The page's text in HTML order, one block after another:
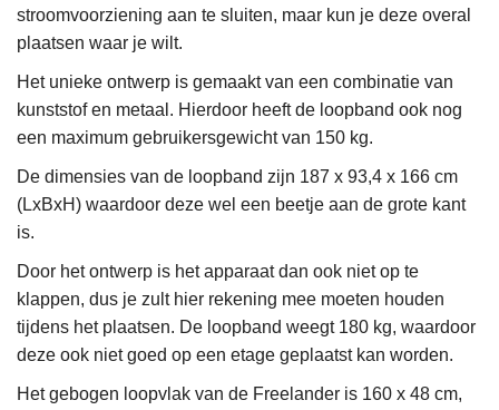
stroomvoorziening aan te sluiten, maar kun je deze overal
plaatsen waar je wilt.
Het unieke ontwerp is gemaakt van een combinatie van
kunststof en metaal. Hierdoor heeft de loopband ook nog
een maximum gebruikersgewicht van 150 kg.
De dimensies van de loopband zijn 187 x 93,4 x 166 cm
(LxBxH) waardoor deze wel een beetje aan de grote kant
is.
Door het ontwerp is het apparaat dan ook niet op te
klappen, dus je zult hier rekening mee moeten houden
tijdens het plaatsen. De loopband weegt 180 kg, waardoor
deze ook niet goed op een etage geplaatst kan worden.
Het gebogen loopvlak van de Freelander is 160 x 48 cm,